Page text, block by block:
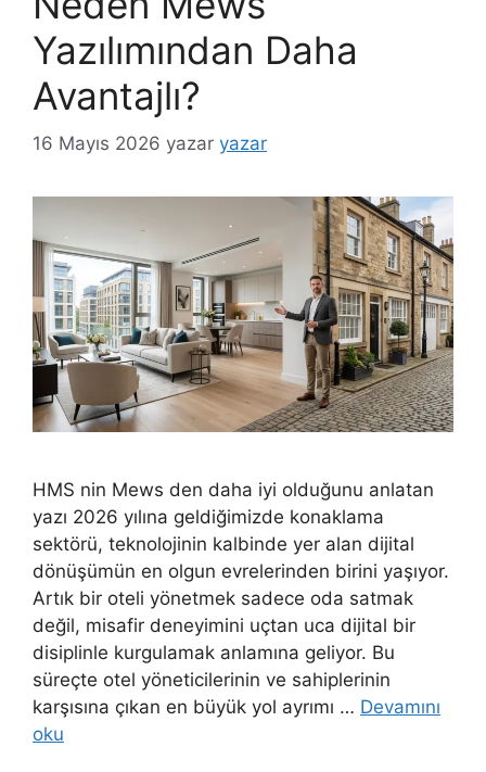
Yazılımından Daha
Avantajlı?
16 Mayıs 2026 yazar yazar
HMS nin Mews den daha iyi olduğunu anlatan
yazı 2026 yılına geldiğimizde konaklama
sektörü, teknolojinin kalbinde yer alan dijital
dönüşümün en olgun evrelerinden birini yaşıyor.
Artık bir oteli yönetmek sadece oda satmak
değil, misafir deneyimini uçtan uca dijital bir
disiplinle kurgulamak anlamına geliyor. Bu
süreçte otel yöneticilerinin ve sahiplerinin
karşısına çıkan en büyük yol ayrımı … Devamını
oku